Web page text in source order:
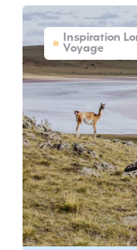
Inspiration
Voyage